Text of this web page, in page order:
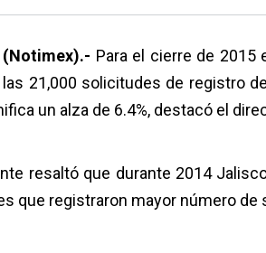
Para el cierre de 2015
21,000 solicitudes de registro
un alza de 6.4%, destacó el
resaltó que durante 2014
que registraron mayor número